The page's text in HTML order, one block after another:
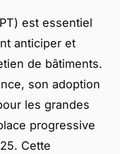
est essentiel
anticiper et
de bâtiments.
son adoption
les grandes
progressive
Cette